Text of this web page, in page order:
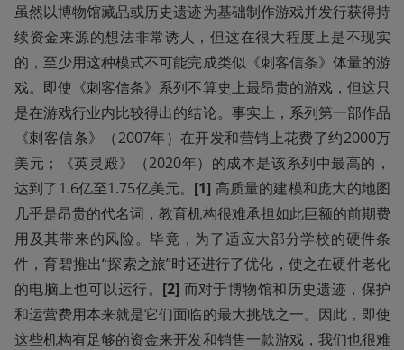
虽然以博物馆藏品或历史遗迹为基础制作游戏并发行获得持
续资金来源的想法非常诱人，但这在很大程度上是不现实
的，至少用这种模式不可能完成类似《刺客信条》体量的游
戏。即使《刺客信条》系列不算史上最昂贵的游戏，但这只
是在游戏行业内比较得出的结论。事实上，系列第一部作品
《刺客信条》（2007年）在开发和营销上花费了约2000万
美元；《英灵殿》（2020年）的成本是该系列中最高的，
达到了1.6亿至1.75亿美元。 [1] 高质量的建模和庞大的地图
几乎是昂贵的代名词，教育机构很难承担如此巨额的前期费
用及其带来的风险。毕竟，为了适应大部分学校的硬件条
件，育碧推出“探索之旅”时还进行了优化，使之在硬件老化
的电脑上也可以运行。 [2] 而对于博物馆和历史遗迹，保护
和运营费用本来就是它们面临的最大挑战之一。因此，即使
这些机构有足够的资金来开发和销售一款游戏，我们也很难